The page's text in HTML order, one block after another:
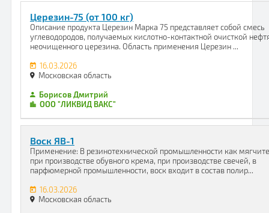
Церезин-75 (от 100 кг)
Описание продукта Церезин Марка 75 представляет собой смесь
углеводородов, получаемых кислотно-контактной очисткой
неочищенного церезина. Область применения Церезин ...
16.03.2026
Московская область
Борисов Дмитрий
ООО "ЛИКВИД ВАКС"
Воск ЯВ-1
Применение: В резинотехнической промышленности как
при производстве обувного крема, при производстве свечей, в
парфюмерной промышленности, воск входит в состав полир...
16.03.2026
Московская область